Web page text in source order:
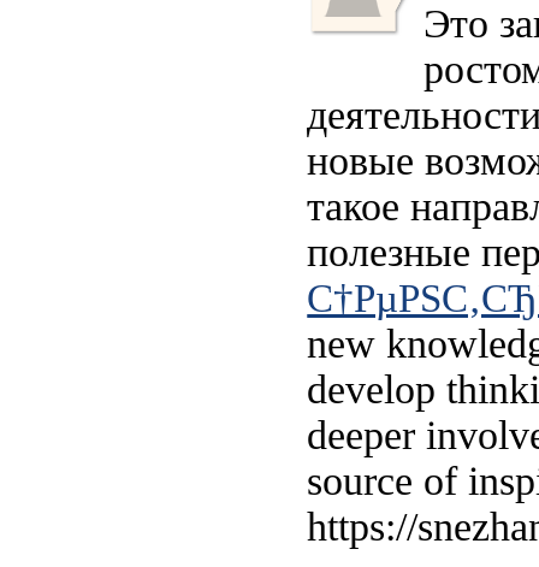
Это
новые
такое
полезные
new
develop
deeper
source of
https://